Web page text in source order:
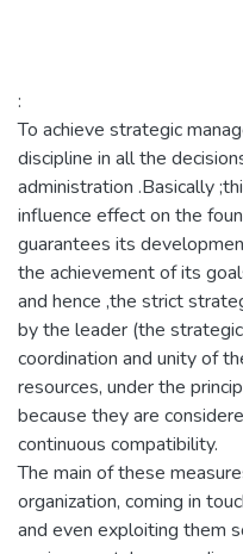
:
To achieve strategic
discipline in all the
administration .Basically
influence effect on the
guarantees its
the achievement of its
and hence ,the strict
by the leader (the
coordination and unity of
resources, under the
because they are
continuous compatibility.
The main of these
organization, coming in
and even exploiting them